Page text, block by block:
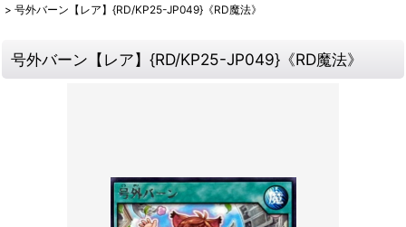
> 号外バーン【レア】{RD/KP25-JP049}《RD魔法》
号外バーン【レア】{RD/KP25-JP049}《RD魔法》